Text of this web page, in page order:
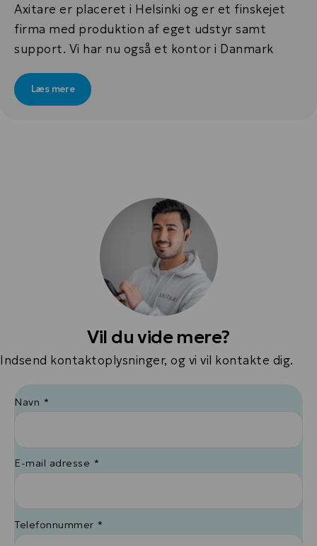
Axitare er placeret i Helsinki og er et finskejet
firma med produktion af eget udstyr samt
support. Vi har nu også et kontor i Danmark
Læs mere
Vil du vide mere?
Indsend kontaktoplysninger, og vi vil kontakte dig.
Navn *
E-mail adresse *
Telefonnummer *